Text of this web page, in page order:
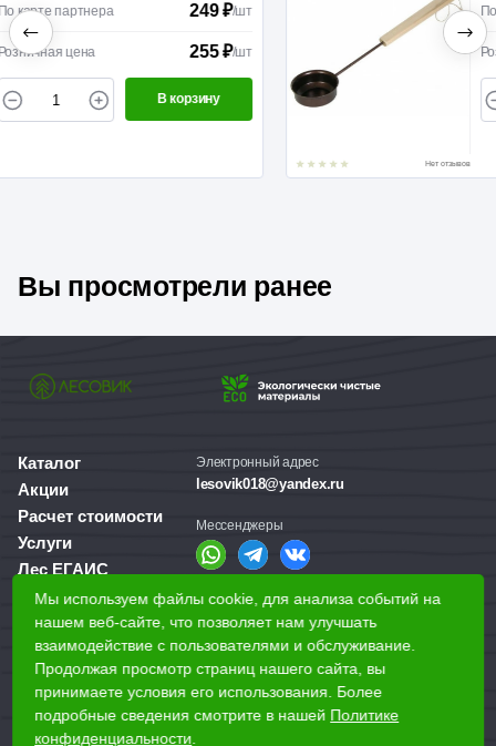
По карте партнера 612 ₽/шт
Розничная цена 625 ₽/шт
Вы просмотрели ранее
Каталог
Акции
Расчет стоимости
Услуги
Лес ЕГАИС
О компании
Доставка и оплата
Для бизнеса
Наши магазины
Электронный адрес
lesovik018@yandex.ru
Мессенджеры
Справочная служба
+7 (3412) 77-60-50
Мы используем файлы cookie, для анализа событий на
нашем веб-сайте, что позволяет нам улучшать
взаимодействие с пользователями и обслуживание.
Продолжая просмотр страниц нашего сайта, вы
принимаете условия его использования. Более
подробные сведения смотрите в нашей Политике
конфиденциальности